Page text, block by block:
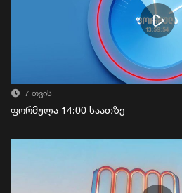
7 თვის
ფორმულა 14:00 საათზე